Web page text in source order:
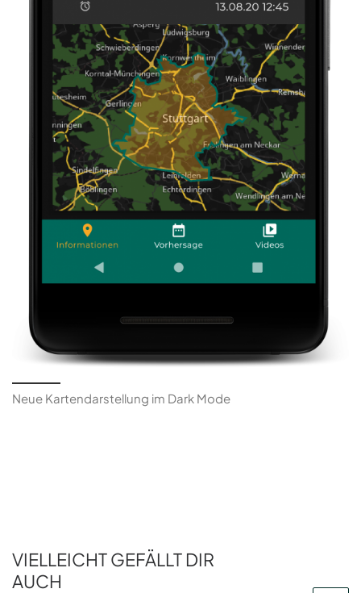
Neue Kartendarstellung im Dark Mode
VIELLEICHT GEFÄLLT DIR
AUCH